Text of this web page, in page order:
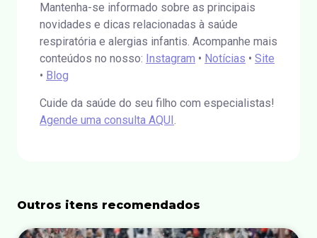
Mantenha-se informado sobre as principais
novidades e dicas relacionadas à saúde
respiratória e alergias infantis. Acompanhe mais
conteúdos no nosso: Instagram • Notícias • Site
• Blog
Cuide da saúde do seu filho com especialistas!
Agende uma consulta AQUI
Outros itens recomendados